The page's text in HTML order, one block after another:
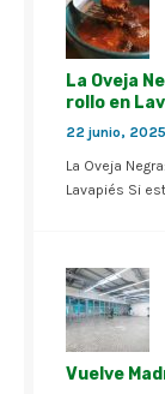
La Oveja
rollo en
22 junio, 2025
La Oveja
Lavapiés Si
Vuelve